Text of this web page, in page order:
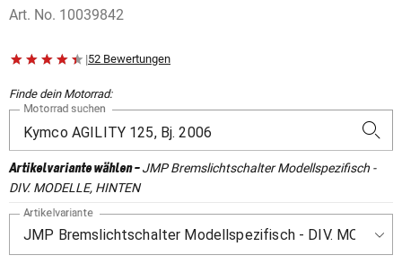
Art. No. 10039842
|52 Bewertungen
Finde dein Motorrad:
Motorrad suchen
Artikelvariante wählen-JMP Bremslichtschalter Modellspezifisch -
DIV. MODELLE, HINTEN
Artikelvariante